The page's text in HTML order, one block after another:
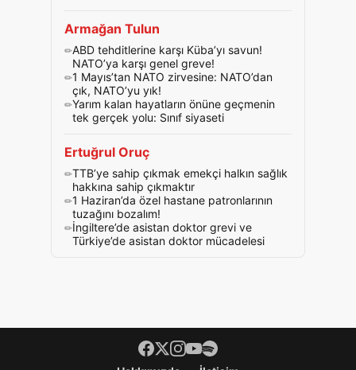
Armağan Tulun
ABD tehditlerine karşı Küba’yı savun!
NATO’ya karşı genel greve!
1 Mayıs’tan NATO zirvesine: NATO’dan
çık, NATO’yu yık!
Yarım kalan hayatların önüne geçmenin
tek gerçek yolu: Sınıf siyaseti
Ertuğrul Oruç
TTB’ye sahip çıkmak emekçi halkın sağlık
hakkına sahip çıkmaktır
1 Haziran’da özel hastane patronlarının
tuzağını bozalım!
İngiltere’de asistan doktor grevi ve
Türkiye’de asistan doktor mücadelesi